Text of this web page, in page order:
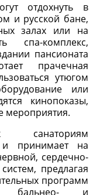
отдохнуть в
и русской бане,
залах или на
спа-комплекс,
пансионата
прачечная
утюгом
или
кинопоказы,
мероприятия.
санаториям
и принимает на
сердечно-
предлагая
программ
бальнео- и